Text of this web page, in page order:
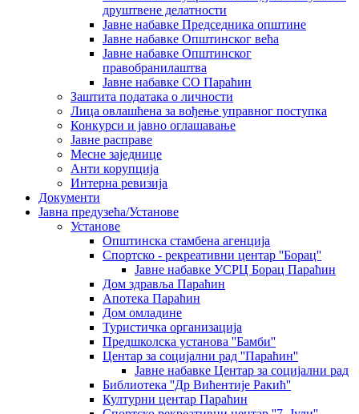
друштвене делатности
Јавне набавке Председника општине
Јавне набавке Општинског већа
Јавне набавке Општинског
правобранилаштва
Јавне набавке СО Параћин
Заштита података о личности
Лица овлашћена за вођење управног поступка
Конкурси и јавно оглашавање
Јавне расправе
Месне заједнице
Анти корупција
Интерна ревизија
Документи
Јавна предузећа/Установе
Установе
Општинскa стамбенa агенцијa
Спортско - рекреативни центар ''Борац''
Јавне набавке УСРЦ Борац Параћин
Дом здравља Параћин
Апотека Параћин
Дом омладине
Туристичка организација
Предшколска установа ''Бамби''
Центар за социјални рад ''Параћин''
Јавне набавке Центар за социјални рад
Библиотека ''Др Вићентије Ракић''
Културни центар Параћин